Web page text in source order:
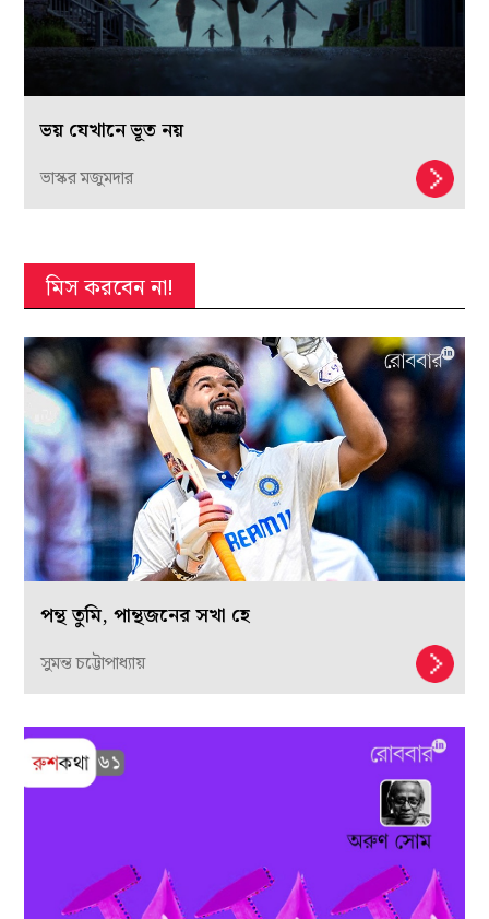
ভয় যেখানে ভূত নয়
ভাস্কর মজুমদার
মিস করবেন না!
পন্থ তুমি, পান্থজনের সখা হে
সুমন্ত চট্টোপাধ্যায়